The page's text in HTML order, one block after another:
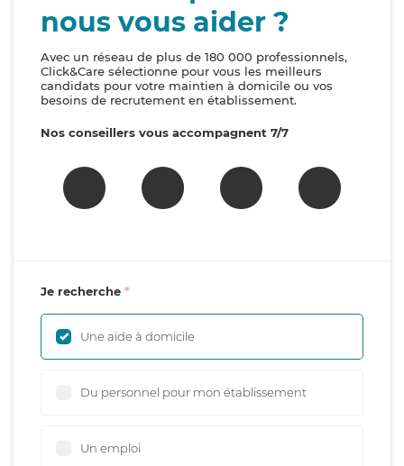
nous vous aider ?
Avec un réseau de plus de 180 000 professionnels,
Click&Care sélectionne pour vous les meilleurs
candidats pour votre maintien à domicile ou vos
besoins de recrutement en établissement.
Nos conseillers vous accompagnent 7/7
Je recherche
Une aide à domicile
Du personnel pour mon établissement
Un emploi